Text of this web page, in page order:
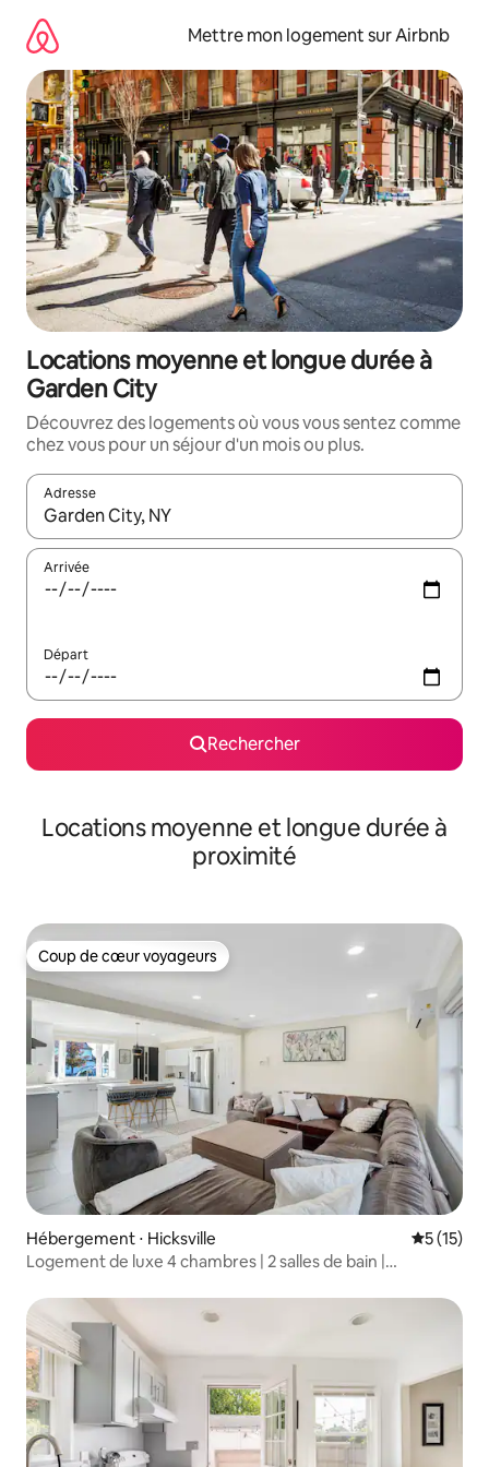
directement
contenu
Mettre mon logement sur Airbnb
Locations moyenne et longue durée à
Garden City
Découvrez des logements où vous vous sentez comme
chez vous pour un séjour d'un mois ou plus.
Adresse
Lorsque les résultats s'affichent, utilisez les flèches vers le
Arrivée
Départ
Rechercher
Locations moyenne et longue durée à
proximité
Coup de cœur voyageurs
Coup de cœur voyageurs
Hébergement ⋅ Hicksville
5 (15)
Logement de luxe 4 chambres | 2 salles de bain |